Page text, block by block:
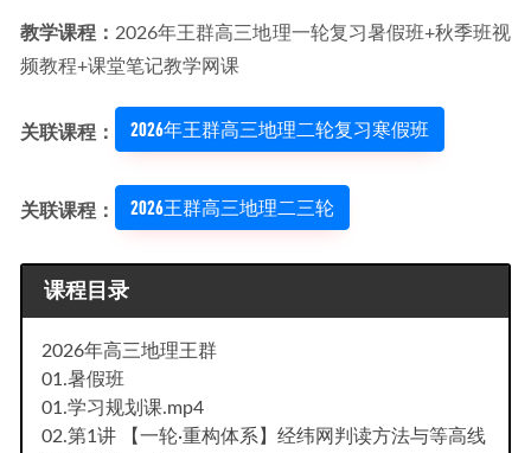
教学课程： 2026年王群高三地理一轮复习暑假班+秋季班视
频教程+课堂笔记教学网课
关联课程： 2026年王群高三地理二轮复习寒假班
关联课程： 2026王群高三地理二三轮
课程目录
2026年高三地理王群
01.暑假班
01.学习规划课.mp4
02.第1讲 【一轮·重构体系】经纬网判读方法与等高线